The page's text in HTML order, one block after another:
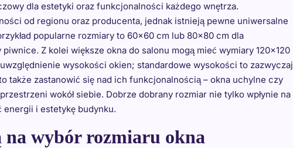
dla estetyki oraz funkcjonalności każdego wnętrza.
od regionu oraz producenta, jednak istnieją pewne uniwersalne
popularne rozmiary to 60×60 cm lub 80×80 cm dla
Z kolei większe okna do salonu mogą mieć wymiary 120×120
wysokości okien; standardowe wysokości to zazwyczaj
także zastanowić się nad ich funkcjonalnością – okna uchylne czy
wokół siebie. Dobrze dobrany rozmiar nie tylko wpłynie na
energii i estetykę budynku.
na wybór rozmiaru okna